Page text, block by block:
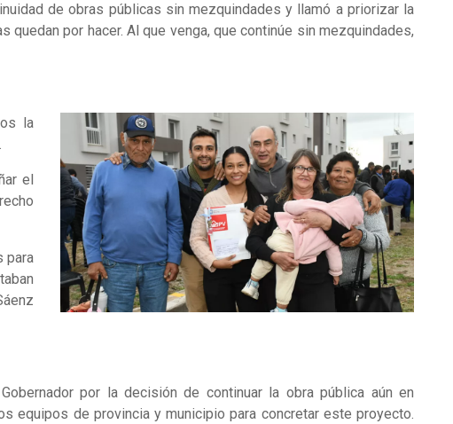
de obras públicas sin mezquindades y llamó a priorizar la
por hacer. Al que venga, que continúe sin mezquindades,
la
el
para
por la decisión de continuar la obra pública aún en
equipos de provincia y municipio para concretar este proyecto.